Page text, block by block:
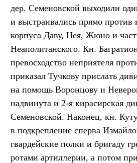
дер. Семеновской выходили
и выстраивались прямо против
корпуса Даву, Нея, Жюно и
Неаполитанского. Кн.
превосходство неприятеля
приказал Тучкову прислать
на помощь Воронцову и
надвинута и 2-я кирасирская
Семеновской. Наконец, кн.
в подкрепление сперва
гвардейские полки и бригаду
ротами артиллерии, а потом